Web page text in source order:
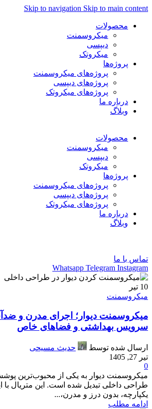
Skip to navigation Skip to main content
محصولات
میکروسمنت
دیپسی
میکروتک
پروژه‌ها
پروژه‌های میکروسمنت
پروژه‌های دیپسی
پروژه‌های میکروتک
درباره ما
وبلاگ
محصولات
میکروسمنت
دیپسی
میکروتک
پروژه‌ها
پروژه‌های میکروسمنت
پروژه‌های دیپسی
پروژه‌های میکروتک
درباره ما
وبلاگ
تماس با ما
Whatsapp Telegram Instagram
10 تیر
میکروسمنت
میکروسمنت دیوار؛ اجرای مدرن و
سرویس بهداشتی و فضاهای خاص
ارسال شده توسط
حدیث مسیحی
تیر 27, 1405
0
میکروسمنت دیوار به یکی از محبوب‌ترین
طراحی داخلی تبدیل شده است. این متریال
یکپارچه، بدون درز و مدرن،...
ادامه مطلب